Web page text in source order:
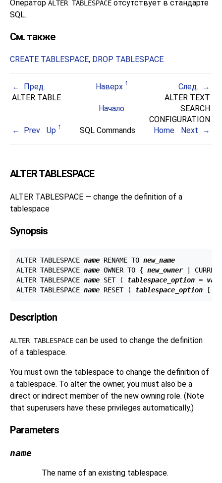
Оператор ALTER TABLESPACE отсутствует в стандарте
SQL.
См. также
CREATE TABLESPACE, DROP TABLESPACE
Пред. Наверх
След.
ALTER TABLE
Начало
ALTER TEXT
SEARCH
CONFIGURATION
Prev
Up SQL Commands Home Next
ALTER TABLESPACE
ALTER TABLESPACE — change the definition of a
tablespace
Synopsis
ALTER TABLESPACE name RENAME TO new_name
ALTER TABLESPACE name OWNER TO { new_owner |
ALTER TABLESPACE name SET ( tablespace_option =
ALTER TABLESPACE name RESET ( tablespace_option
Description
ALTER TABLESPACE can be used to change the definition
of a tablespace.
You must own the tablespace to change the definition of
a tablespace. To alter the owner, you must also be a
direct or indirect member of the new owning role. (Note
that superusers have these privileges automatically.)
Parameters
name
The name of an existing tablespace.